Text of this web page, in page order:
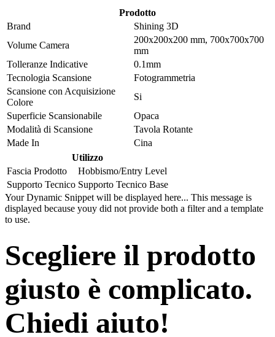
Prodotto
Brand
Shining 3D
Volume Camera
200x200x200 mm, 700x700x700
mm
Tolleranze Indicative
0.1mm
Tecnologia Scansione
Fotogrammetria
Scansione con Acquisizione
Colore
Si
Superficie Scansionabile
Opaca
Modalità di Scansione
Tavola Rotante
Made In
Cina
Utilizzo
Fascia Prodotto
Hobbismo/Entry Level
Supporto Tecnico Supporto Tecnico Base
Your Dynamic Snippet will be displayed here... This message is
displayed because youy did not provide both a filter and a template
to use.
Scegliere il prodotto
giusto è complicato.
Chiedi aiuto!